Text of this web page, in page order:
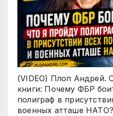
(VIDEO) Плоп Андрей.
книги: Почему ФБР
полиграф в
военных атташе НАТО?